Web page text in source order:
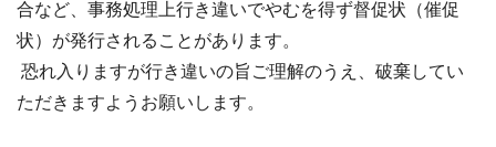
合など、事務処理上行き違いでやむを得ず督促状（催促
状）が発行されることがあります。
恐れ入りますが行き違いの旨ご理解のうえ、破棄してい
ただきますようお願いします。